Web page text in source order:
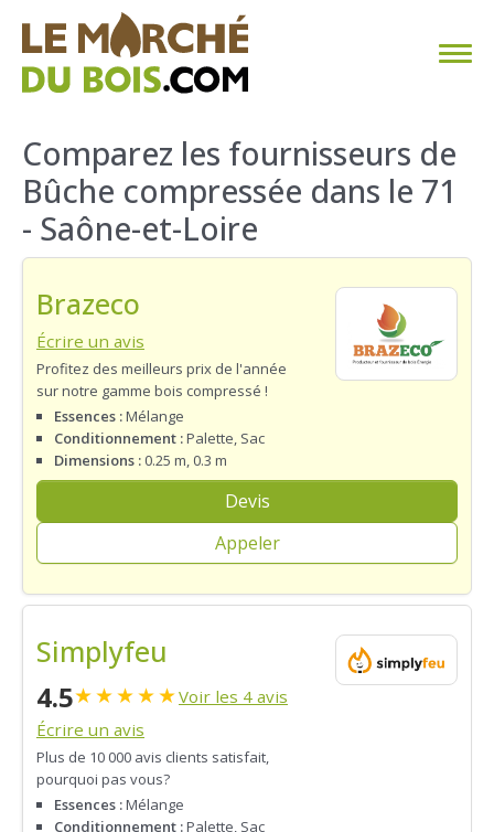
CHAUFFAGE AU BOIS
FAQ
CALCULER SA CONSOMMATION
TROUVER SON FOURNISSEUR
BLOG
ESPACE PRO
Comparez les fournisseurs de
Bûche compressée dans le 71
- Saône-et-Loire
Brazeco
Écrire un avis
Profitez des meilleurs prix de l'année
sur notre gamme bois compressé !
Essences :Mélange
Conditionnement :Palette, Sac
Dimensions : 0.25 m, 0.3 m
Devis
Appeler
Simplyfeu
4.5★★★★★Voir les 4 avis
Écrire un avis
Plus de 10 000 avis clients satisfait,
pourquoi pas vous?
Essences :Mélange
Conditionnement :Palette, Sac